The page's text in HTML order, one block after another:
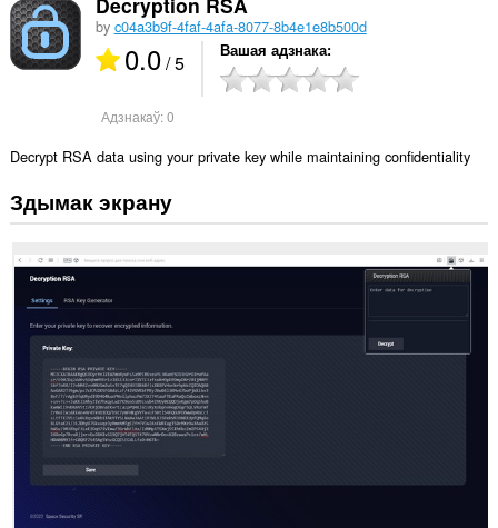
by c04a3b9f-4faf-4afa-8077-8b4e1e8b500d
0.0/ 5 Вашая адзнака
Адзнакаў:0
Decrypt RSA data using your private key while maintaining confidentiality
Здымак экрану